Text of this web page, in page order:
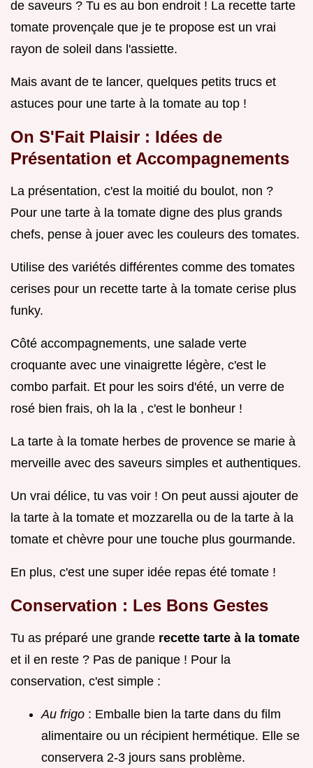
de saveurs ? Tu es au bon endroit ! La recette tarte
tomate provençale que je te propose est un vrai
rayon de soleil dans l'assiette.
Mais avant de te lancer, quelques petits trucs et
astuces pour une tarte à la tomate au top !
On S'Fait Plaisir : Idées de
Présentation et Accompagnements
La présentation, c'est la moitié du boulot, non ?
Pour une tarte à la tomate digne des plus grands
chefs, pense à jouer avec les couleurs des tomates.
Utilise des variétés différentes comme des tomates
cerises pour un recette tarte à la tomate cerise plus
funky.
Côté accompagnements, une salade verte
croquante avec une vinaigrette légère, c'est le
combo parfait. Et pour les soirs d'été, un verre de
rosé bien frais, oh la la , c'est le bonheur !
La tarte à la tomate herbes de provence se marie à
merveille avec des saveurs simples et authentiques.
Un vrai délice, tu vas voir ! On peut aussi ajouter de
la tarte à la tomate et mozzarella ou de la tarte à la
tomate et chèvre pour une touche plus gourmande.
En plus, c'est une super idée repas été tomate !
Conservation : Les Bons Gestes
Tu as préparé une grande recette tarte à la tomate
et il en reste ? Pas de panique ! Pour la
conservation, c'est simple :
Au frigo : Emballe bien la tarte dans du film
alimentaire ou un récipient hermétique. Elle se
conservera 2-3 jours sans problème.